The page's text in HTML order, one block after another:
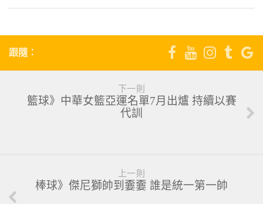
跟隨：
下一則
籃球》中華女籃亞運名單7月出爐 持續以賽
代訓
上一則
棒球》傑尼獅帥到嫑嫑 誰是統一第一帥